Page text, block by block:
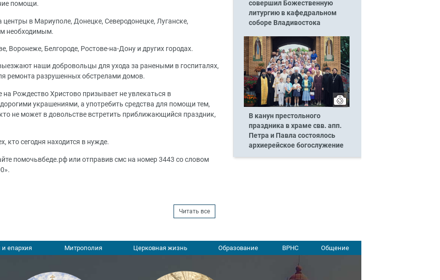
помощи.
в Мариуполе, Донецке, Северодонецке, Луганске,
необходимым.
Белгороде, Ростове-на-Дону и других городах.
наши добровольцы для ухода за ранеными в госпиталях,
ремонта разрушенных обстрелами домов.
на Рождество Христово призывает не увлекаться в
украшениями, а употребить средства для помощи тем,
не может в довольстве встретить приближающийся праздник,
кто сегодня находится в нужде.
помочьвбеде.рф или отправив смс на номер 3443 со словом
Читать все
совершил Божественную
литургию в кафедральном
соборе Владивостока
В канун престольного
праздника в храме свв. апп.
Петра и Павла состоялось
архиерейское богослужение
и епархия Митрополия Церковная жизнь Образование ВРНС Общение